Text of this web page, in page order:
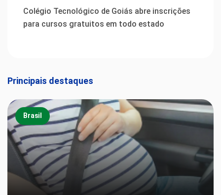
Colégio Tecnológico de Goiás abre inscrições
para cursos gratuitos em todo estado
Principais destaques
Brasil